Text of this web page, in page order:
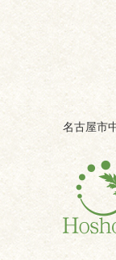
名古屋市